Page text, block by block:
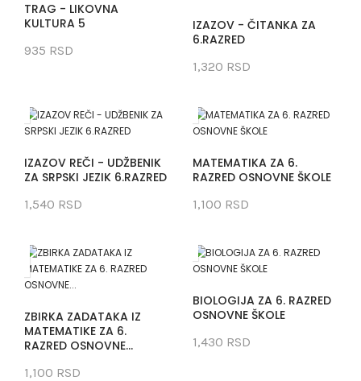
TRAG - LIKOVNA
KULTURA 5
935 RSD
IZAZOV - ČITANKA ZA
6.RAZRED
1,320 RSD
IZAZOV REČI - UDŽBENIK
ZA SRPSKI JEZIK 6.RAZRED
1,540 RSD
MATEMATIKA ZA 6.
RAZRED OSNOVNE ŠKOLE
1,100 RSD
ZBIRKA ZADATAKA IZ
MATEMATIKE ZA 6.
RAZRED OSNOVNE...
1,100 RSD
BIOLOGIJA ZA 6. RAZRED
OSNOVNE ŠKOLE
1,430 RSD